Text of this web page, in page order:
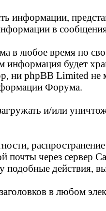
информации,
в
в любое время по
будет
ни phpBB Limited не
Форума.
и/или
через сервер
подобные действия,
в любом